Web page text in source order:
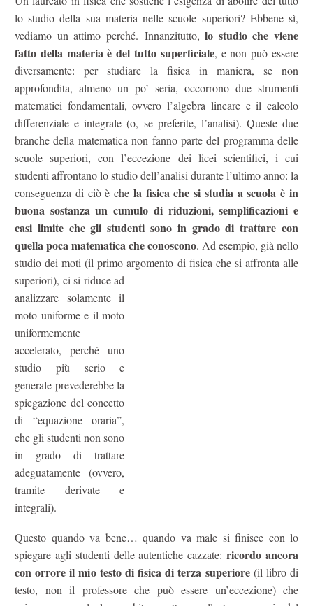
lo studio della sua materia nelle scuole superiori? Ebbene sì,
vediamo un attimo perché. Innanzitutto,lo studio che viene
fatto della materia è del tutto superficiale, e non può essere
diversamente: per studiare la fisica in maniera, se non
approfondita, almeno un po’ seria, occorrono due strumenti
matematici fondamentali, ovvero l’algebra lineare e il calcolo
differenziale e integrale (o, se preferite, l’analisi). Queste due
branche della matematica non fanno parte del programma delle
scuole superiori, con l’eccezione dei licei scientifici, i cui
studenti affrontano lo studio dell’analisi durante l’ultimo anno: la
conseguenza di ciò è che la fisica che si studia a scuola è in
buona sostanza un cumulo di riduzioni, semplificazioni e
casi limite che gli studenti sono in grado di trattare con
quella poca matematica che conoscono. Ad esempio, già nello
studio dei moti (il primo argomento di fisica che si affronta alle
superiori), ci si riduce ad
analizzare solamente il
moto uniforme e il moto
uniformemente
accelerato, perché uno
studio più serio e
generale prevederebbe la
spiegazione del concetto
di “equazione oraria”,
che gli studenti non sono
in grado di trattare
adeguatamente (ovvero,
tramite derivate e
integrali).
Questo quando va bene… quando va male si finisce con lo
spiegare agli studenti delle autentiche cazzate:ricordo ancora
con orrore il mio testo di fisica di terza superiore(il libro di
testo, non il professore che può essere un’eccezione) che